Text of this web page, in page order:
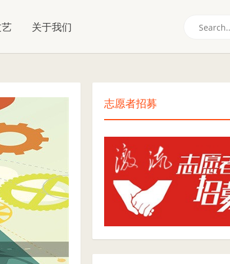
关于我们
志愿者招募